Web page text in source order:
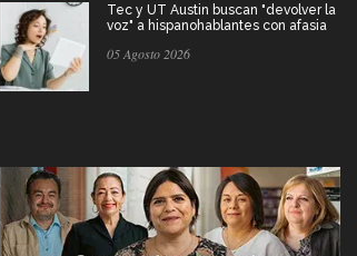
Tec y UT Austin buscan "devolver la
voz" a hispanohablantes con afasia
05 Agosto 2026